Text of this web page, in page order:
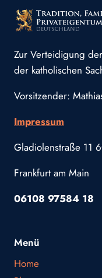
Zur Verteidigung
der katholischen
Vorsitzender:
Impressum
Gladiolenstraße 11
Frankfurt am Main
06108 97584 18
Menü
Home